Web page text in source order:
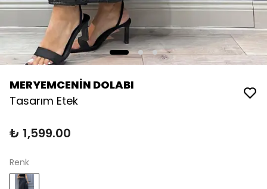
MERYEMCENİN DOLABI
Tasarım Etek
₺ 1,599.00
Renk